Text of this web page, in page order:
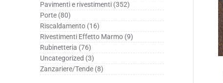
Pavimenti e rivestimenti (352)
Porte (80)
Riscaldamento (16)
Rivestimenti Effetto Marmo (9)
Rubinetteria (76)
Uncategorized (3)
Zanzariere/Tende (8)